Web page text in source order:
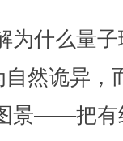
为什么量
然诡异，
景——把有